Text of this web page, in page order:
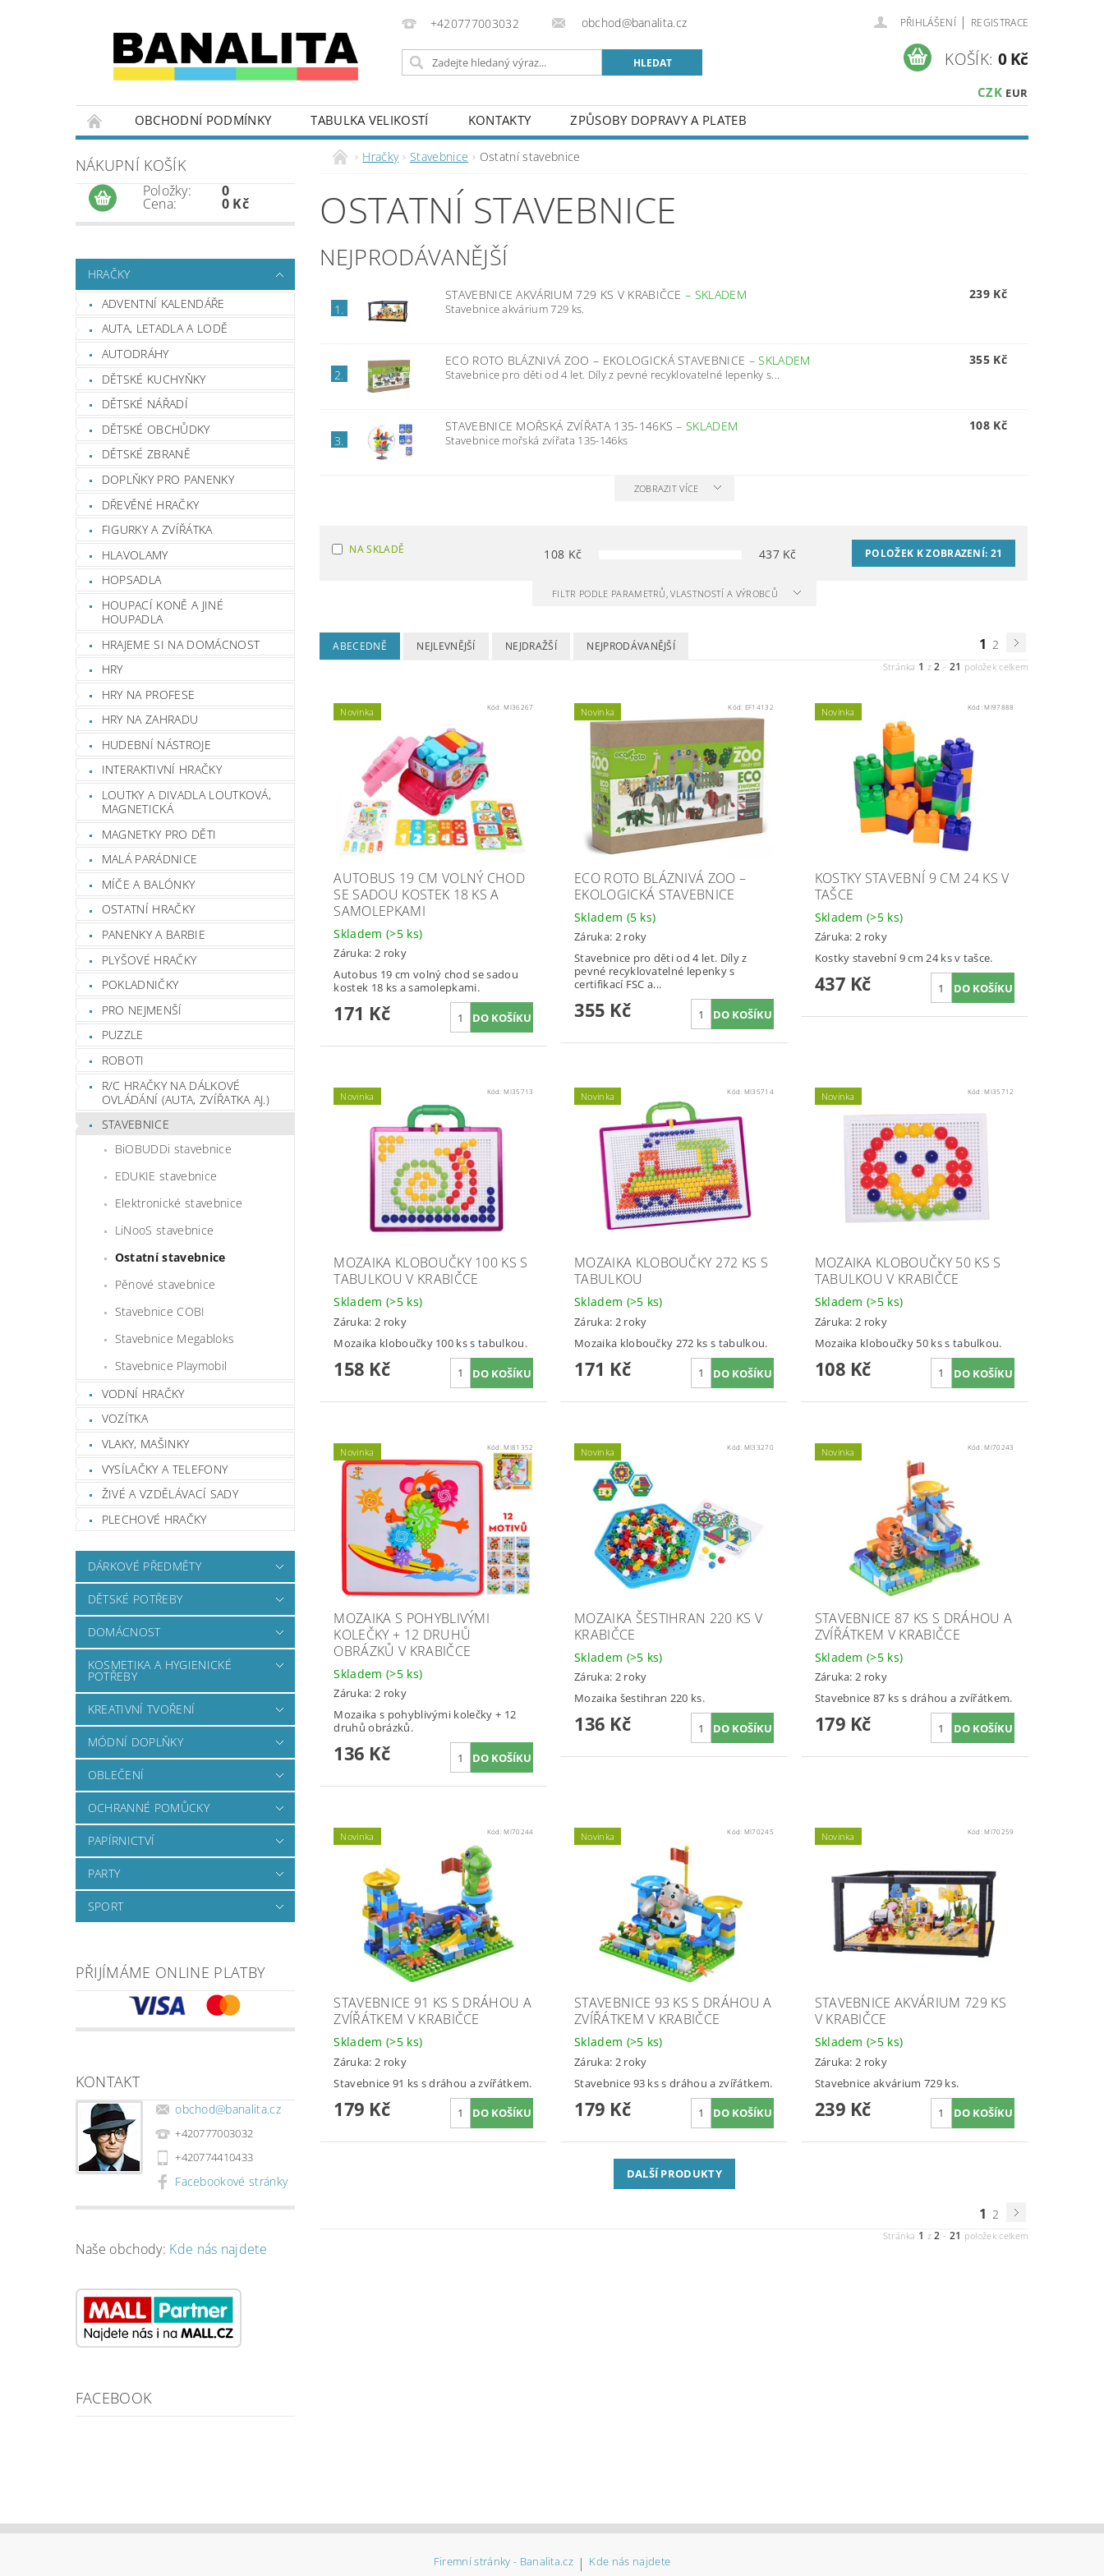
+420777003032 obchod@banalita.cz PŘIHLÁŠENÍ | REGISTRACE
CZK EUR
KOŠÍK: 0 Kč
OBCHODNÍ PODMÍNKY TABULKA VELIKOSTÍ KONTAKTY ZPŮSOBY DOPRAVY A PLATEB
NÁKUPNÍ KOŠÍK
Položky:
Cena:
0
0 Kč
HRAČKY
ADVENTNÍ KALENDÁŘE
AUTA, LETADLA A LODĚ
AUTODRÁHY
DĚTSKÉ KUCHYŇKY
DĚTSKÉ NÁŘADÍ
DĚTSKÉ OBCHŮDKY
DĚTSKÉ ZBRANĚ
DOPLŇKY PRO PANENKY
DŘEVĚNÉ HRAČKY
FIGURKY A ZVÍŘÁTKA
HLAVOLAMY
HOPSADLA
HOUPACÍ KONĚ A JINÉ
HOUPADLA
HRAJEME SI NA DOMÁCNOST
HRY
HRY NA PROFESE
HRY NA ZAHRADU
HUDEBNÍ NÁSTROJE
INTERAKTIVNÍ HRAČKY
LOUTKY A DIVADLA LOUTKOVÁ,
MAGNETICKÁ
MAGNETKY PRO DĚTI
MALÁ PARÁDNICE
MÍČE A BALÓNKY
OSTATNÍ HRAČKY
PANENKY A BARBIE
PLYŠOVÉ HRAČKY
POKLADNIČKY
PRO NEJMENŠÍ
PUZZLE
ROBOTI
R/C HRAČKY NA DÁLKOVÉ
OVLÁDÁNÍ (AUTA, ZVÍŘATKA AJ.)
STAVEBNICE
BiOBUDDi stavebnice
EDUKIE stavebnice
Elektronické stavebnice
LiNooS stavebnice
Ostatní stavebnice
Pěnové stavebnice
Stavebnice COBI
Stavebnice Megabloks
Stavebnice Playmobil
VODNÍ HRAČKY
VOZÍTKA
VLAKY, MAŠINKY
VYSÍLAČKY A TELEFONY
ŽIVÉ A VZDĚLÁVACÍ SADY
PLECHOVÉ HRAČKY
DÁRKOVÉ PŘEDMĚTY
DĚTSKÉ POTŘEBY
DOMÁCNOST
KOSMETIKA A HYGIENICKÉ
POTŘEBY
KREATIVNÍ TVOŘENÍ
MÓDNÍ DOPLŇKY
OBLEČENÍ
OCHRANNÉ POMŮCKY
PAPÍRNICTVÍ
PARTY
SPORT
PŘIJÍMÁME ONLINE PLATBY
KONTAKT
obchod@banalita.cz
+420777003032
+420774410433
Facebookové stránky
Naše obchody: Kde nás najdete
FACEBOOK
Hračky Stavebnice Ostatní stavebnice
OSTATNÍ STAVEBNICE
NEJPRODÁVANĚJŠÍ
1.
STAVEBNICE AKVÁRIUM 729 KS V KRABIČCE– SKLADEM
Stavebnice akvárium 729 ks.
239 Kč
2.
ECO ROTO BLÁZNIVÁ ZOO – EKOLOGICKÁ STAVEBNICE –SKLADEM
Stavebnice pro děti od 4 let. Díly z pevné recyklovatelné lepenky s...
355 Kč
3.
STAVEBNICE MOŘSKÁ ZVÍŘATA 135-146KS–SKLADEM
Stavebnice mořská zvířata 135-146ks
108 Kč
ZOBRAZIT VÍCE
NA SKLADĚ 108 Kč 437Kč POLOŽEK K ZOBRAZENÍ: 21
FILTR PODLE PARAMETRŮ, VLASTNOSTÍ A VÝROBCŮ
ABECEDNĚ NEJLEVNĚJŠÍ NEJDRAŽŠÍ NEJPRODÁVANĚJŠÍ 1 2
Stránka 1 z2 - 21 položek celkem
Novinka Kód:MI36267
AUTOBUS 19 CM VOLNÝ CHOD
SE SADOU KOSTEK 18 KS A
SAMOLEPKAMI
Skladem (>5 ks)
Záruka: 2 roky
Autobus 19 cm volný chod se sadou
kostek 18 ks a samolepkami.
171 Kč
Novinka Kód: EF14132
ECO ROTO BLÁZNIVÁ ZOO –
EKOLOGICKÁ STAVEBNICE
Skladem (5 ks)
Záruka: 2 roky
Stavebnice pro děti od 4 let. Díly z
pevné recyklovatelné lepenky s
certifikací FSC a...
355 Kč
Novinka Kód:MI97888
KOSTKY STAVEBNÍ 9 CM 24 KS V
TAŠCE
Skladem(>5 ks)
Záruka: 2 roky
Kostky stavební 9 cm 24 ks v tašce.
437 Kč
Novinka Kód:MI35713
MOZAIKA KLOBOUČKY 100 KS S
TABULKOU V KRABIČCE
Skladem (>5 ks)
Záruka: 2 roky
Mozaika kloboučky 100 ks s tabulkou.
158 Kč
Novinka Kód: MI35714
MOZAIKA KLOBOUČKY 272 KS S
TABULKOU
Skladem (>5 ks)
Záruka: 2 roky
Mozaika kloboučky 272 ks s tabulkou.
171 Kč
Novinka Kód:MI35712
MOZAIKA KLOBOUČKY 50 KS S
TABULKOU V KRABIČCE
Skladem(>5 ks)
Záruka: 2 roky
Mozaika kloboučky 50 ks s tabulkou.
108 Kč
Novinka Kód:MI81352
MOZAIKA S POHYBLIVÝMI
KOLEČKY + 12 DRUHŮ
OBRÁZKŮ V KRABIČCE
Skladem (>5 ks)
Záruka: 2 roky
Mozaika s pohyblivými kolečky + 12
druhů obrázků.
136 Kč
Novinka Kód: MI33270
MOZAIKA ŠESTIHRAN 220 KS V
KRABIČCE
Skladem (>5 ks)
Záruka: 2 roky
Mozaika šestihran 220 ks.
136 Kč
Novinka Kód:MI70243
STAVEBNICE 87 KS S DRÁHOU A
ZVÍŘÁTKEM V KRABIČCE
Skladem(>5 ks)
Záruka: 2 roky
Stavebnice 87 ks s dráhou a zvířátkem.
179 Kč
Novinka Kód:MI70244
STAVEBNICE 91 KS S DRÁHOU A
ZVÍŘÁTKEM V KRABIČCE
Skladem (>5 ks)
Záruka: 2 roky
Stavebnice 91 ks s dráhou a zvířátkem.
179 Kč
Novinka Kód: MI70245
STAVEBNICE 93 KS S DRÁHOU A
ZVÍŘÁTKEM V KRABIČCE
Skladem (>5 ks)
Záruka: 2 roky
Stavebnice 93 ks s dráhou a zvířátkem.
179 Kč
Novinka Kód:MI70259
STAVEBNICE AKVÁRIUM 729 KS
V KRABIČCE
Skladem(>5 ks)
Záruka: 2 roky
Stavebnice akvárium 729 ks.
239 Kč
DALŠÍ PRODUKTY
1 2
Stránka 1 z2 - 21 položek celkem
Firemní stránky - Banalita.cz | Kde nás najdete